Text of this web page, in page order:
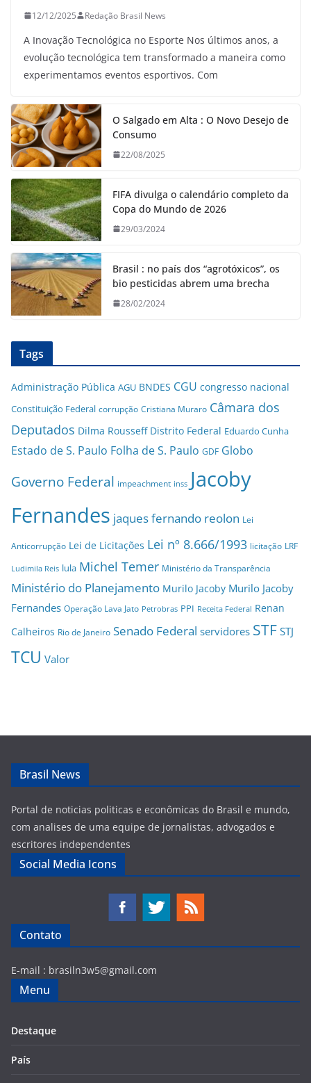
12/12/2025 Redação Brasil News
A Inovação Tecnológica no Esporte Nos últimos anos, a
evolução tecnológica tem transformado a maneira como
experimentamos eventos esportivos. Com
O Salgado em Alta : O Novo Desejo de
Consumo
22/08/2025
FIFA divulga o calendário completo da
Copa do Mundo de 2026
29/03/2024
Brasil : no país dos “agrotóxicos”, os
bio pesticidas abrem uma brecha
28/02/2024
Tags
Administração Pública AGU BNDES CGU congresso nacional
Constituição Federal corrupção Cristiana Muraro Câmara dos
Deputados Dilma Rousseff Distrito Federal Eduardo Cunha
Estado de S. Paulo Folha de S. Paulo GDF Globo
Governo Federal impeachment inss Jacoby
Fernandes jaques fernando reolon Lei
Anticorrupção Lei de Licitações Lei nº 8.666/1993 licitação LRF
Ludimila Reis lula Michel Temer Ministério da Transparência
Ministério do Planejamento Murilo Jacoby Murilo Jacoby
Fernandes Operação Lava Jato Petrobras PPI Receita Federal Renan
Calheiros Rio de Janeiro Senado Federal servidores STF STJ
TCU Valor
Brasil News
Portal de noticias politicas e econômicas do Brasil e mundo,
com analises de uma equipe de jornalistas, advogados e
escritores independentes
Social Media Icons
Contato
E-mail : brasiln3w5@gmail.com
Menu
Destaque
País